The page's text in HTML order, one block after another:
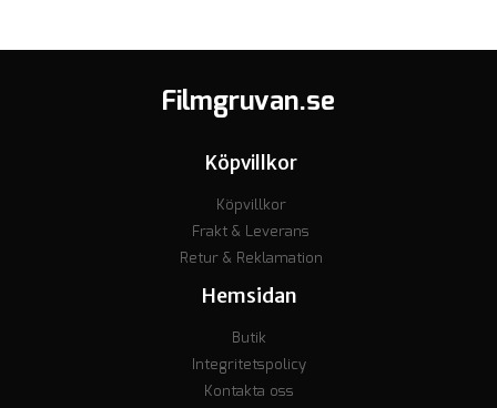
Filmgruvan.se
Köpvillkor
Köpvillkor
Frakt & Leverans
Retur & Reklamation
Hemsidan
Butik
Integritetspolicy
Kontakta oss